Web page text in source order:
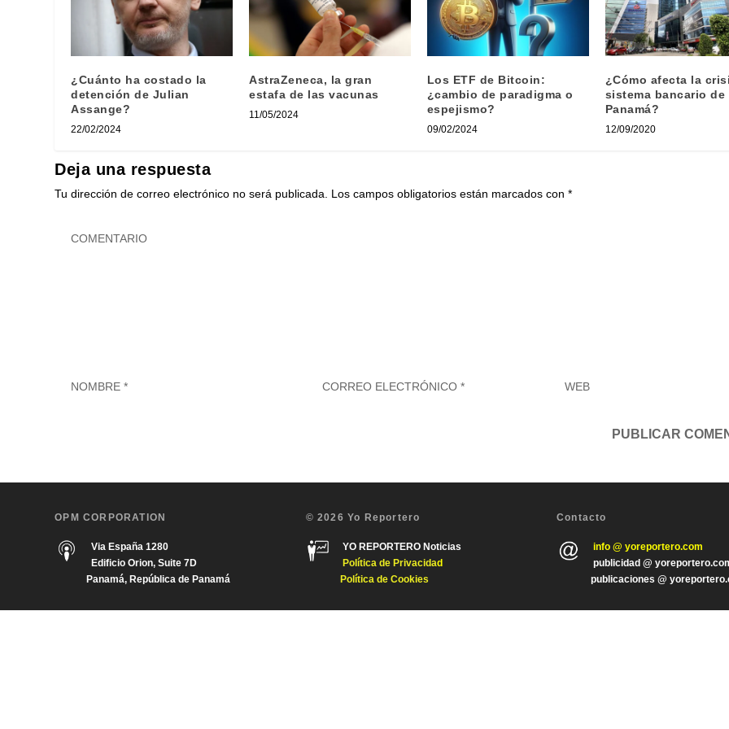
¿Cuánto ha costado la
detención de Julian
Assange?
22/02/2024
AstraZeneca, la gran
estafa de las vacunas
11/05/2024
Los ETF de Bitcoin:
¿cambio de paradigma o
espejismo?
09/02/2024
¿Cómo afecta la
sistema bancario de
Panamá?
12/09/2020
Deja una respuesta
Tu dirección de correo electrónico no será publicada. Los campos obligatorios están marcados con*
OPM CORPORATION
Via España 1280
Edificio Orion, Suite 7D
Panamá, República de Panamá
© 2026 Yo Reportero
YO REPORTERO Noticias
Política de Privacidad
Política de Cookies
Contacto
info @ yoreportero.com
publicidad @
publicaciones @